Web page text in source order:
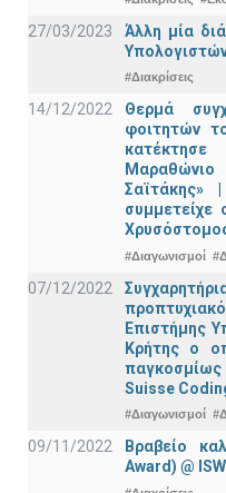
27/03/2023
Άλλη μία
#Διακρίσεις
14/12/2022
Θερμά
φοιτητών
Σαϊτάκης»
#Διαγωνισμοί
07/12/2022
Επιστήμης
Κρήτης ο
Suisse
#Διαγωνισμοί
09/11/2022
Βραβείο
Award) @